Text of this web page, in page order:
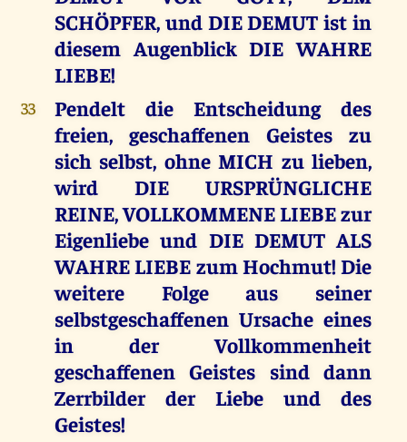
SCHÖPFER, und DIE DEMUT ist in
diesem Augenblick DIE WAHRE
LIEBE!
33
Pendelt die Entscheidung des
freien, geschaffenen Geistes zu
sich selbst, ohne MICH zu lieben,
wird DIE URSPRÜNGLICHE
REINE, VOLLKOMMENE LIEBE zur
Eigenliebe und DIE DEMUT ALS
WAHRE LIEBE zum Hochmut! Die
weitere Folge aus seiner
selbstgeschaffenen Ursache eines
in der Vollkommenheit
geschaffenen Geistes sind dann
Zerrbilder der Liebe und des
Geistes!